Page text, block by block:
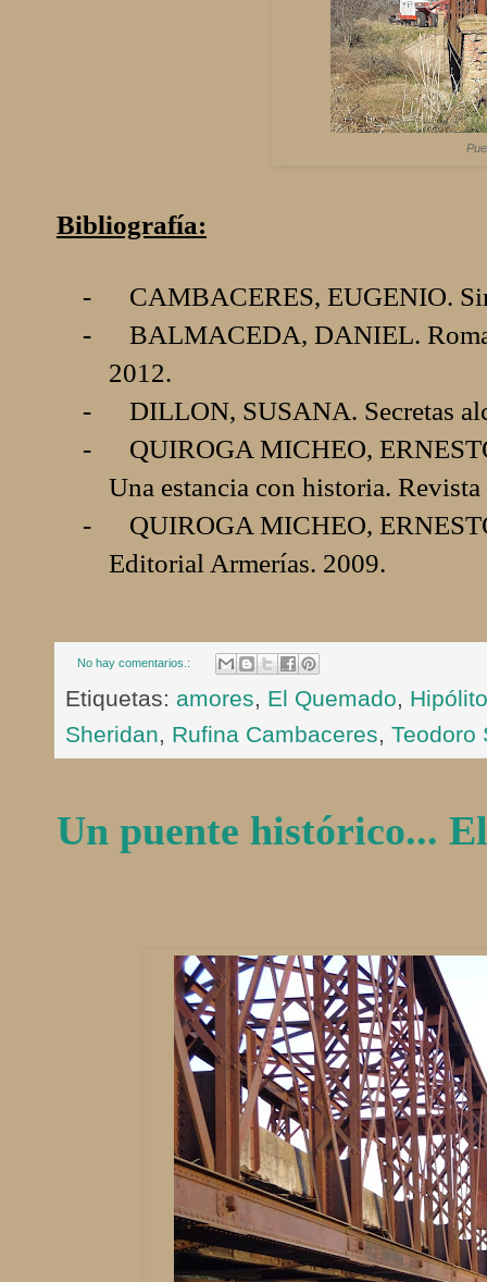
Bibliografía:
-
CAMBACERES, EUGENIO.
-
BALMACEDA, DANIEL.
2012.
-
DILLON, SUSANA. Secretas
-
QUIROGA MICHEO,
Una estancia con historia.
-
QUIROGA MICHEO,
Editorial Armerías. 2009.
No hay comentarios.:
Etiquetas: amores, El Quemado,
Sheridan, Rufina Cambaceres, Teodoro
Un puente histórico...